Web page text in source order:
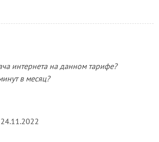
интернета на данном тарифе?
в месяц?
24.11.2022